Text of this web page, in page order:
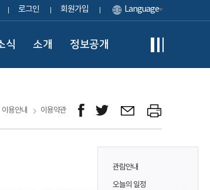
로그인 회원가입 Language
식 소개 정보공개
관람안내
오늘의 일정
이용안내 이용약관